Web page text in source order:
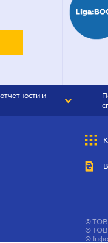
и
©ТОВ
©ТОВ
©